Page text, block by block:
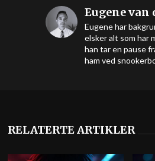
Eugene van
Eugene har
elsker alt som har
han tar en pause
ham ved
RELATERTE ARTIKLER